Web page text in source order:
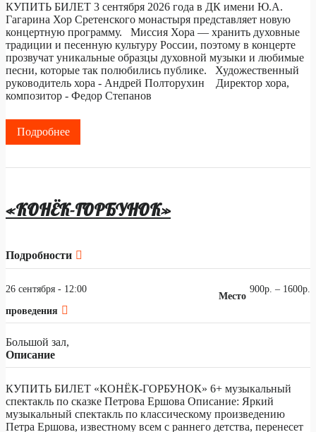
КУПИТЬ БИЛЕТ 3 сентября 2026 года в ДК имени Ю.А.
Гагарина Хор Сретенского монастыря представляет новую
концертную программу. Миссия Хора — хранить духовные
традиции и песенную культуру России, поэтому в концерте
прозвучат уникальные образцы духовной музыки и любимые
песни, которые так полюбились публике. Художественный
руководитель хора - Андрей Полторухин Директор хора,
композитор - Федор Степанов
Подробнее
«КОНЁК-ГОРБУНОК»
Подробности
26 сентября - 12:00 900р. – 1600р.
Место
проведения
Большой зал,
Описание
КУПИТЬ БИЛЕТ «КОНЁК-ГОРБУНОК» 6+ музыкальный
спектакль по сказке Петрова Ершова Описание: Яркий
музыкальный спектакль по классическому произведению
Петра Ершова, известному всем с раннего детства, перенесет